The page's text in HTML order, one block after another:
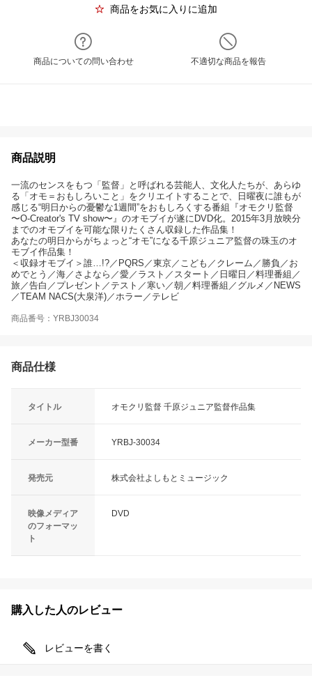
商品をお気に入りに追加
商品についての問い合わせ 不適切な商品を報告
商品説明
一流のセンスをもつ「監督」と呼ばれる芸能人、文化人たちが、あらゆ
る「オモ＝おもしろいこと」をクリエイトすることで、日曜夜に誰もが
感じる“明日からの憂鬱な1週間”をおもしろくする番組『オモクリ監督
〜O-Creator's TV show〜』のオモブイが遂にDVD化。2015年3月放映分
までのオモブイを可能な限りたくさん収録した作品集！
あなたの明日からがちょっと“オモ”になる千原ジュニア監督の珠玉のオ
モブイ作品集！
＜収録オモブイ＞誰…!?／PQRS／東京／こども／クレーム／勝負／お
めでとう／海／さよなら／愛／ラスト／スタート／日曜日／料理番組／
旅／告白／プレゼント／テスト／寒い／朝／料理番組／グルメ／NEWS
／TEAM NACS(大泉洋)／ホラー／テレビ
商品番号：YRBJ30034
商品仕様
タイトル オモクリ監督 千原ジュニア監督作品集
メーカー型番 YRBJ-30034
発売元 株式会社よしもとミュージック
映像メディア
のフォーマッ
ト
DVD
購入した人のレビュー
レビューを書く